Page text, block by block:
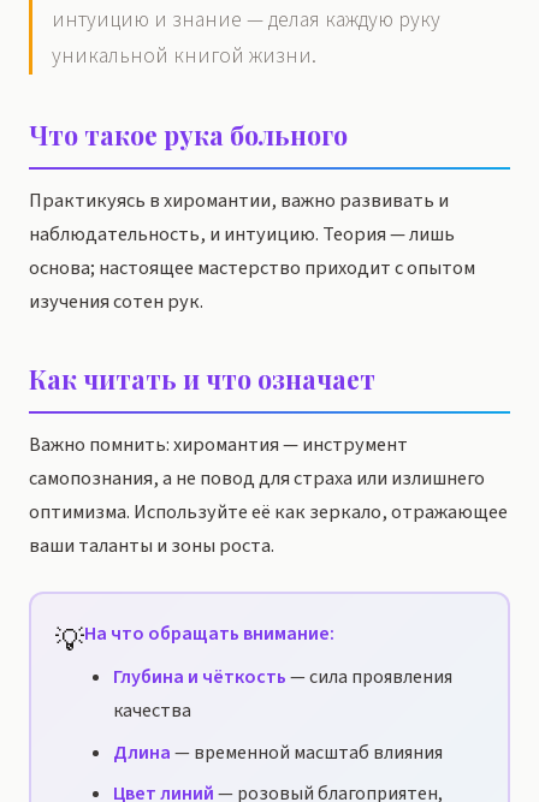
интуицию и знание — делая каждую руку
уникальной книгой жизни.
Что такое рука больного
Практикуясь в хиромантии, важно развивать и
наблюдательность, и интуицию. Теория — лишь
основа; настоящее мастерство приходит с опытом
изучения сотен рук.
Как читать и что означает
Важно помнить: хиромантия — инструмент
самопознания, а не повод для страха или излишнего
оптимизма. Используйте её как зеркало, отражающее
ваши таланты и зоны роста.
💡На что обращать внимание:
Глубина и чёткость— сила проявления
качества
Длина— временной масштаб влияния
Цвет линий— розовый благоприятен,